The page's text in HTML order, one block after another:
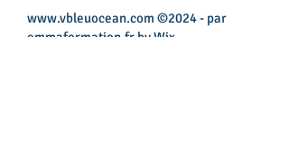
www.vbleuocean.com ©2024 - par
emmaformation.fr by Wix